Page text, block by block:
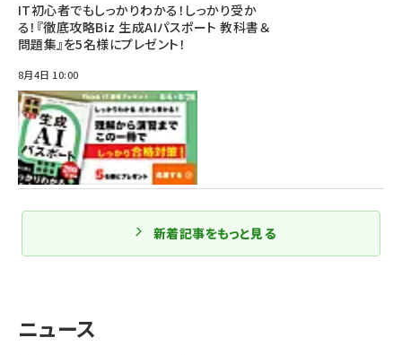
IT初心者でもしっかりわかる！しっかり受か
る！『徹底攻略Biz 生成AIパスポート 教科書＆
問題集』を5名様にプレゼント！
8月4日 10:00
新着記事をもっと見る
ニュース